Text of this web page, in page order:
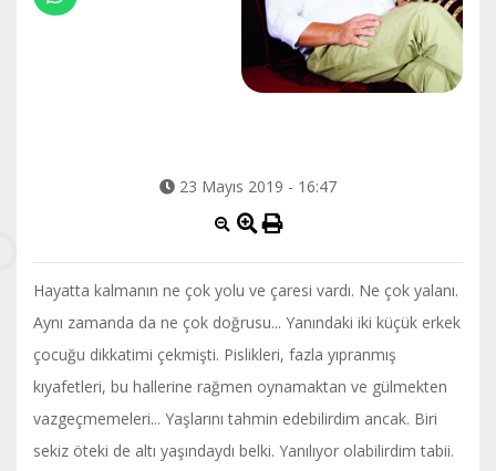
23 Mayıs 2019 - 16:47
Hayatta kalmanın ne çok yolu ve çaresi vardı. Ne çok yalanı.
Aynı zamanda da ne çok doğrusu... Yanındaki iki küçük erkek
çocuğu dikkatimi çekmişti. Pislikleri, fazla yıpranmış
kıyafetleri, bu hallerine rağmen oynamaktan ve gülmekten
vazgeçmemeleri... Yaşlarını tahmin edebilirdim ancak. Biri
sekiz öteki de altı yaşındaydı belki. Yanılıyor olabilirdim tabii.